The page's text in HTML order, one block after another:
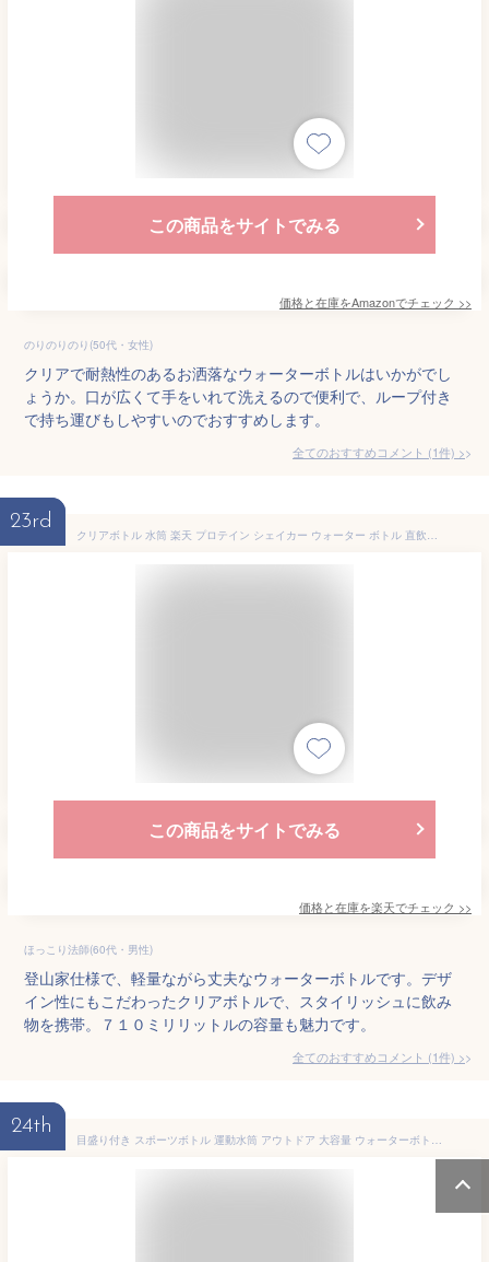
この商品をサイトでみる
価格と在庫をAmazonでチェック >>
のりのりのり(50代・女性)
クリアで耐熱性のあるお洒落なウォーターボトルはいかがでし
ょうか。口が広くて手をいれて洗えるので便利で、ループ付き
で持ち運びもしやすいのでおすすめします。
全てのおすすめコメント (1件) >
23rd
クリアボトル 水筒 楽天 プロテイン シェイカー ウォーター ボトル 直飲み 約 700ml 710 マグボトル 軽量 超軽量 おしゃれ トライタン 抗菌 サンテコ オーシャンビバレッジボトル スポーツ 登山 CB JAPAN シービー
この商品をサイトでみる
価格と在庫を楽天でチェック >>
ほっこり法師(60代・男性)
登山家仕様で、軽量ながら丈夫なウォーターボトルです。デザ
イン性にもこだわったクリアボトルで、スタイリッシュに飲み
物を携帯。７１０ミリリットルの容量も魅力です。
全てのおすすめコメント (1件) >
24th
目盛り付き スポーツボトル 運動水筒 アウトドア 大容量 ウォーターボトル 2000ml 3000ml 漏れない 通勤 軽量 キャンプ ボトル 透明 スポーツドリンクボトル 軽い 子供 大人 高い密封性 軽量 耐冷耐熱 ィルター付き